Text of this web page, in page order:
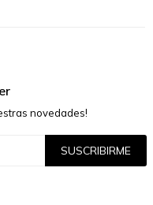
novedades!
SUSCRIBIRME